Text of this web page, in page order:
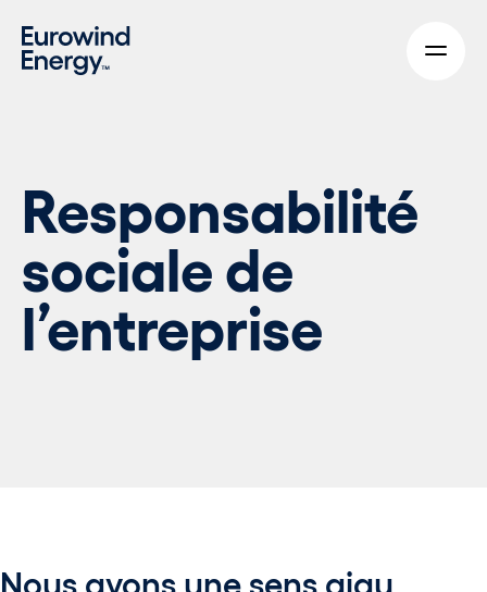
Responsabilité
sociale de
l’entreprise
Nous avons une sens aigu